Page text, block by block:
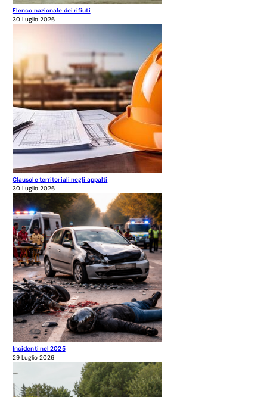
Elenco nazionale dei rifiuti
30 Luglio 2026
Clausole territoriali negli appalti
30 Luglio 2026
Incidenti nel 2025
29 Luglio 2026